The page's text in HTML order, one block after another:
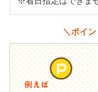
＼ポイ